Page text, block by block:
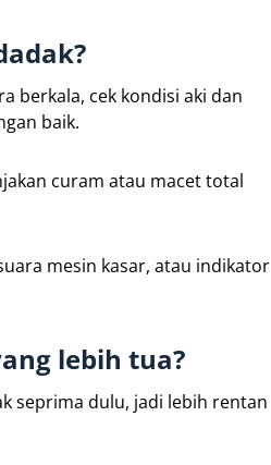
berkala, cek kondisi aki dan
baik.
curam atau macet total
mesin kasar, atau indikator
lebih tua?
seprima dulu, jadi lebih rentan